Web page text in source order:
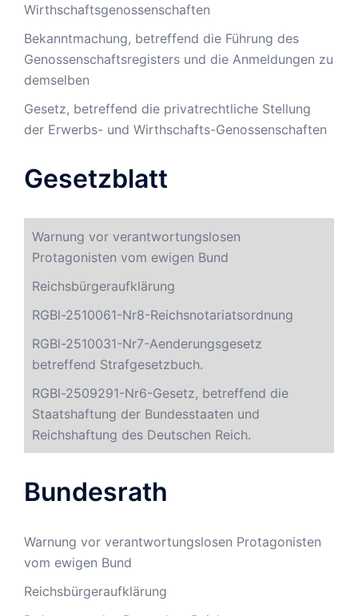
Wirthschaftsgenossenschaften
Bekanntmachung, betreffend die Führung des
Genossenschaftsregisters und die Anmeldungen zu
demselben
Gesetz, betreffend die privatrechtliche Stellung
der Erwerbs- und Wirthschafts-Genossenschaften
Gesetzblatt
Warnung vor verantwortungslosen
Protagonisten vom ewigen Bund
Reichsbürgeraufklärung
RGBl-2510061-Nr8-Reichsnotariatsordnung
RGBl-2510031-Nr7-Aenderungsgesetz
betreffend Strafgesetzbuch.
RGBl-2509291-Nr6-Gesetz, betreffend die
Staatshaftung der Bundesstaaten und
Reichshaftung des Deutschen Reich.
Bundesrath
Warnung vor verantwortungslosen Protagonisten
vom ewigen Bund
Reichsbürgeraufklärung